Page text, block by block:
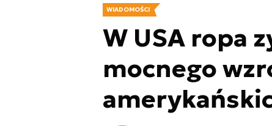
WIADOMOŚCI
W USA ropa
mocnego